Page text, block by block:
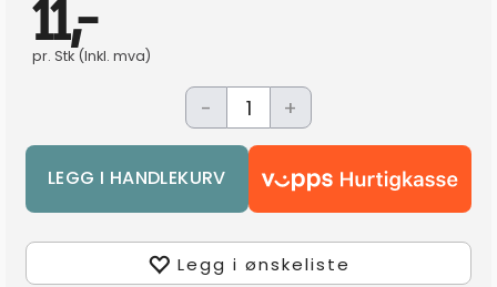
11,-
pr. Stk (Inkl. mva)
- +
Legg i ønskeliste